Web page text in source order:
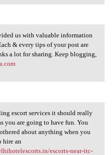
us with
us with valuable information
& every tips of your post are
a lot for sharing. Keep blogging,
escort
escort services it should really
you are going to have fun. You
about anything when you
hire an
escorts-near-itc-